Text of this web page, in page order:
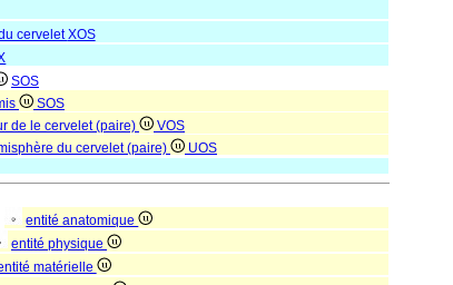
cerveletXOS
SOS
SOS
de le cervelet (paire)
VOS
du cervelet (paire)
UOS
entité anatomique
entité physique
matérielle